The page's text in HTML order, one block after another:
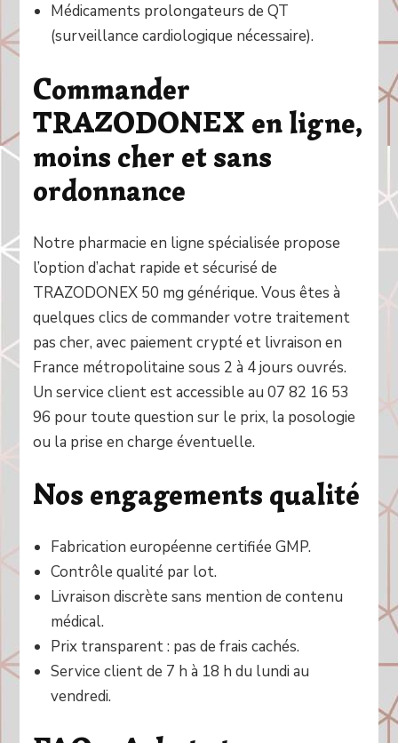
Médicaments prolongateurs de QT
(surveillance cardiologique nécessaire).
Commander
TRAZODONEX en ligne,
moins cher et sans
ordonnance
Notre pharmacie en ligne spécialisée propose
l’option d’achat rapide et sécurisé de
TRAZODONEX 50 mg générique. Vous êtes à
quelques clics de commander votre traitement
pas cher, avec paiement crypté et livraison en
France métropolitaine sous 2 à 4 jours ouvrés.
Un service client est accessible au 07 82 16 53
96 pour toute question sur le prix, la posologie
ou la prise en charge éventuelle.
Nos engagements qualité
Fabrication européenne certifiée GMP.
Contrôle qualité par lot.
Livraison discrète sans mention de contenu
médical.
Prix transparent : pas de frais cachés.
Service client de 7 h à 18 h du lundi au
vendredi.